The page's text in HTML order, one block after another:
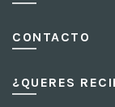
CONTACTO
¿QUERES